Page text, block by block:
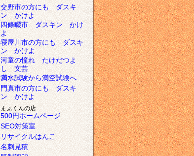
交野市の方にも ダスキ
ン かけよ
四條畷市 ダスキン かけ
よ
寝屋川市の方にも ダスキ
ン かけよ
河童の憧れ たけだつよ
し 文芸
満水試験から満空試験へ
門真市の方にも ダスキ
ン かけよ
まぁくんの店
500円ホームページ
SEO対策室
リサイクルはんこ
名刺見積